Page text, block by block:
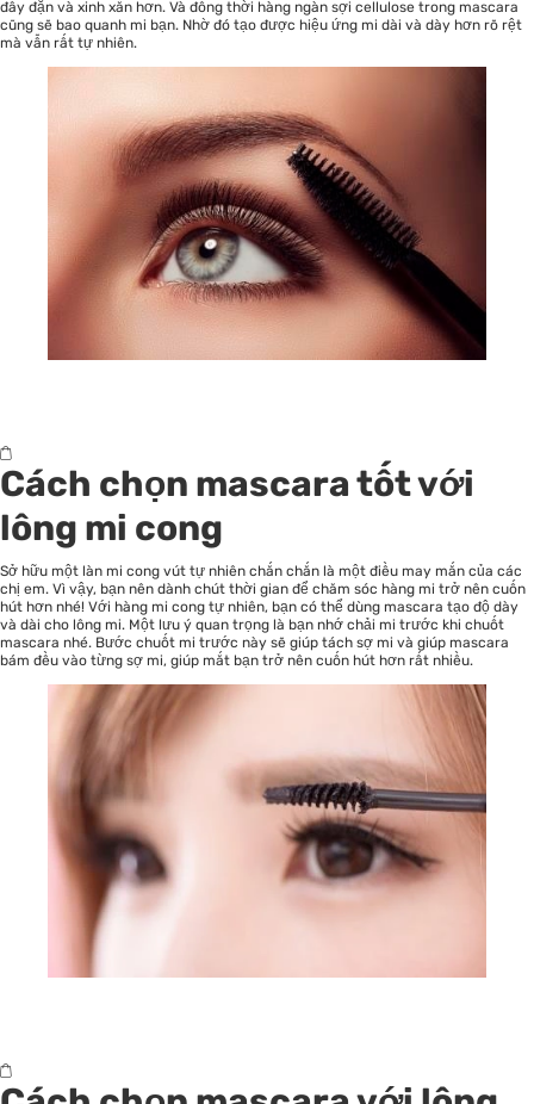
đầy đặn và xinh xắn hơn. Và đồng thời hàng ngàn sợi cellulose trong mascara
cũng sẽ bao quanh mi bạn. Nhờ đó tạo được hiệu ứng mi dài và dày hơn rõ rệt
mà vẫn rất tự nhiên.
Cách chọn mascara tốt với
lông mi cong
Sở hữu một làn mi cong vút tự nhiên chắn chắn là một điều may mắn của các
chị em. Vì vậy, bạn nên dành chút thời gian để chăm sóc hàng mi trở nên cuốn
hút hơn nhé! Với hàng mi cong tự nhiên, bạn có thể dùng mascara tạo độ dày
và dài cho lông mi. Một lưu ý quan trọng là bạn nhớ chải mi trước khi chuốt
mascara nhé. Bước chuốt mi trước này sẽ giúp tách sợ mi và giúp mascara
bám đều vào từng sợ mi, giúp mắt bạn trở nên cuốn hút hơn rất nhiều.